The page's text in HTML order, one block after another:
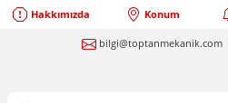
Hakkımızda Konum
bilgi@toptanmekanik.com